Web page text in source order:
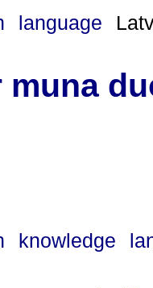
language
muna
knowledge